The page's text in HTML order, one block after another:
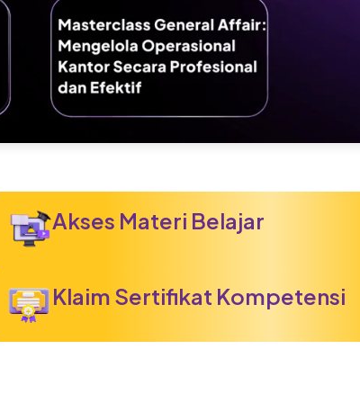
Akses Materi Belajar
Klaim Sertifikat Kompetensi